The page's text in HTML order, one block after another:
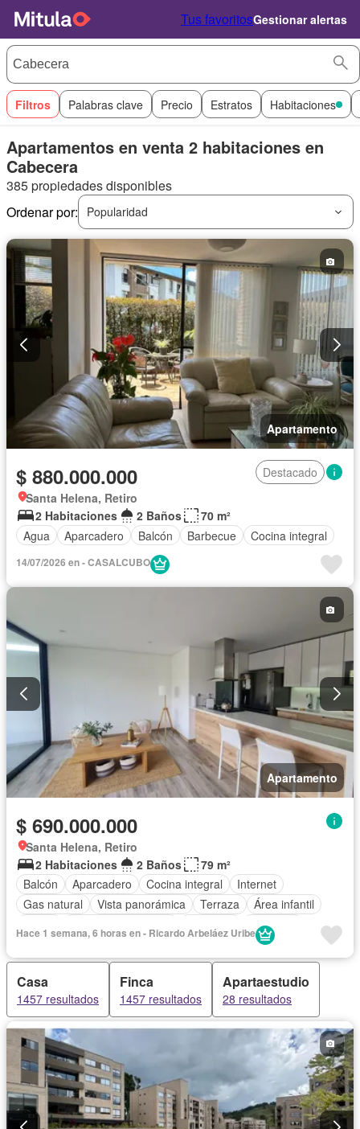
Tus favoritosGestionar alertas
Filtros Palabras clave Precio Estratos Habitaciones
Apartamentos en venta 2 habitaciones en
Cabecera
385 propiedades disponibles
Ordenar por:
Popularidad
Apartamento
$ 880.000.000
Destacado
Santa Helena, Retiro
2 Habitaciones
2 Baños
70 m²
Agua
Aparcadero Balcón Barbecue Cocina integral
14/07/2026 en - CASALCUBO
Apartamento
$ 690.000.000
Santa Helena, Retiro
2 Habitaciones
2 Baños
79 m²
Balcón
Aparcadero Cocina integral
Internet
Gas natural
Vista panorámica Terraza
Área infantil
Ascensor
Hace 1 semana, 6 horas en - Ricardo Arbeláez Uribe
Casa
1457 resultados
Finca
1457 resultados
Apartaestudio
28 resultados